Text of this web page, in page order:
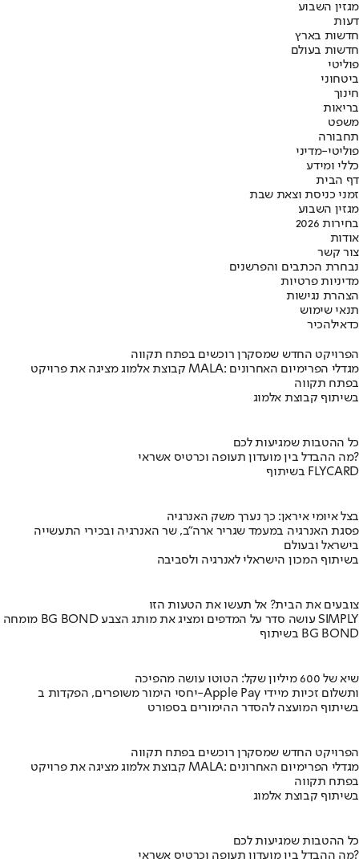
מגזין השבוע
דעות
חדשות בארץ
חדשות בעולם
פוליטי
ביטחוני
חינוך
בריאות
משפט
תחבורה
פוליטי-מדיני
כללי ומידע
דף הבית
זמני כניסת וצאת שבת
מגזין השבוע
בחירות 2026
אודות
צור קשר
נבחרת הכתבים והפרשנים
מדיניות פרטיות
הצהרת נגישות
תנאי שימוש
כדאילהכיר
הפרויקט החדש שמסקרן רוכשים בפתח תקווה
קבוצת אלמוג מציגה את פרויקט MALA: מגדלי הפרימיום האחרונים
בפתח תקווה
בשיתוף קבוצת אלמוג
כל ההטבות שמגיעות לכם
מה ההבדל בין מועדון תעופה וכרטיס אשראי?
בשיתוף FLYCARD
בצל איומי איראן: כך נערך משק האנרגיה
פסגת האנרגיה במעמד שגריר ארה"ב, שר האנרגיה ובכירי התעשייה
בישראל ובעולם
בשיתוף המכון הישראלי לאנרגיה ולסביבה
צובעים את הבית? אל תעשו את הטעות הזו
מומחה BG BOND עושה סדר על המדפים ומציג את מותג הצבע SIMPLY
בשיתוף BG BOND
שיא של 600 מיליון שקל: הטוטו עושה מהפיכה
יחסי הימור משופרים, הפקדות ב-Apple Pay ותשלום זכיות מיידי
בשיתוף המועצה להסדר ההימורים בספורט
הפרויקט החדש שמסקרן רוכשים בפתח תקווה
קבוצת אלמוג מציגה את פרויקט MALA: מגדלי הפרימיום האחרונים
בפתח תקווה
בשיתוף קבוצת אלמוג
כל ההטבות שמגיעות לכם
מה ההבדל בין מועדון תעופה וכרטיס אשראי?